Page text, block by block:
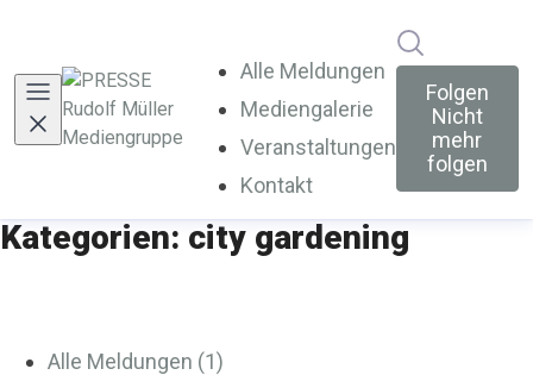
Alle Meldungen
Mediengalerie
Veranstaltungen
Kontakt
Folgen
Nicht
mehr
folgen
Kategorien: city gardening
Alle Meldungen (1)